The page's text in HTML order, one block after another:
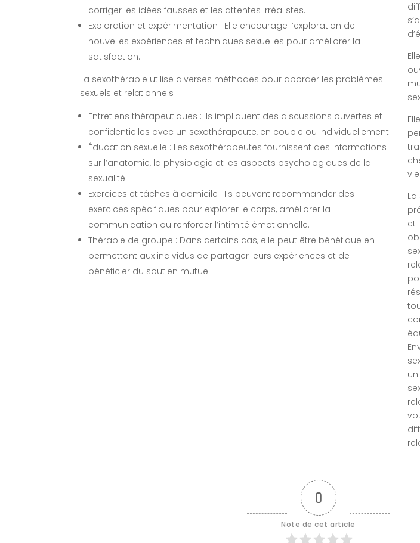
corriger les idées fausses et les attentes irréalistes.
Exploration et expérimentation : Elle encourage l’exploration de
nouvelles expériences et techniques sexuelles pour améliorer la
satisfaction.
La sexothérapie utilise diverses méthodes pour aborder les problèmes
sexuels et relationnels :
Entretiens thérapeutiques : Ils impliquent des discussions ouvertes et
confidentielles avec un sexothérapeute, en couple ou individuellement.
Éducation sexuelle : Les sexothérapeutes fournissent des informations
sur l’anatomie, la physiologie et les aspects psychologiques de la
sexualité.
Exercices et tâches à domicile : Ils peuvent recommander des
exercices spécifiques pour explorer le corps, améliorer la
communication ou renforcer l’intimité émotionnelle.
Thérapie de groupe : Dans certains cas, elle peut être bénéfique en
permettant aux individus de partager leurs expériences et de
bénéficier du soutien mutuel.
et
0
Note de cet article